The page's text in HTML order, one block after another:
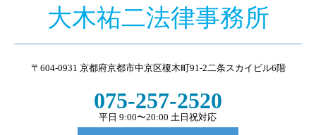
大木祐二法律事務所
〒604-0931 京都府京都市中京区榎木町91-2二条スカイビル6階
075-257-2520
平日 9:00〜20:00 土日祝対応